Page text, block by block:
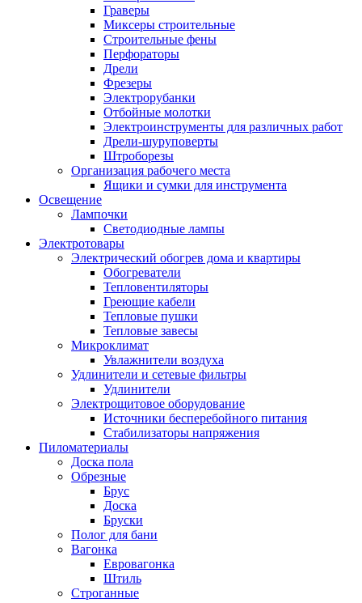
Граверы
Миксеры строительные
Строительные фены
Перфораторы
Дрели
Фрезеры
Электрорубанки
Отбойные молотки
Электроинструменты для различных работ
Дрели-шуруповерты
Штроборезы
Организация рабочего места
Ящики и сумки для инструмента
Освещение
Лампочки
Светодиодные лампы
Электротовары
Электрический обогрев дома и квартиры
Обогреватели
Тепловентиляторы
Греющие кабели
Тепловые пушки
Тепловые завесы
Микроклимат
Увлажнители воздуха
Удлинители и сетевые фильтры
Удлинители
Электрощитовое оборудование
Источники бесперебойного питания
Стабилизаторы напряжения
Пиломатериалы
Доска пола
Обрезные
Брус
Доска
Бруски
Полог для бани
Вагонка
Евровагонка
Штиль
Строганные